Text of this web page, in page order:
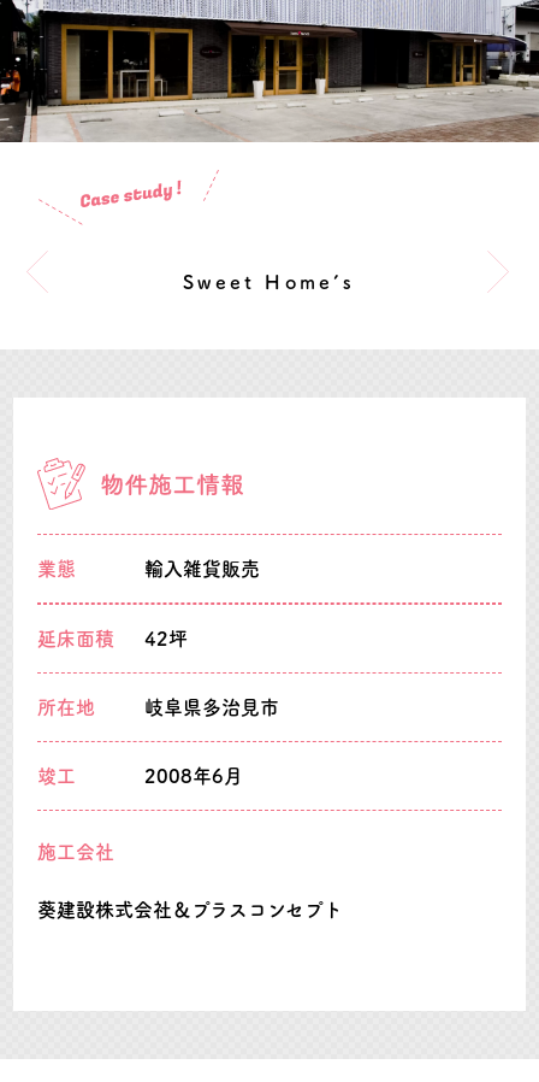
Sweet Home’s
業態 輸入雑貨販売
延床面積 42坪
所在地 岐阜県多治見市
竣工 2008年6月
施工会社
葵建設株式会社＆プラスコンセプト